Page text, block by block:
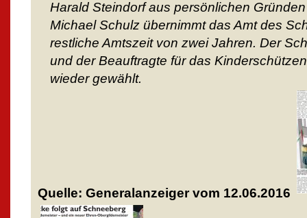
Harald Steindorf aus persönlichen
Michael Schulz übernimmt das Amt des
restliche Amtszeit von zwei Jahren. Der
und der Beauftragte für das
wieder gewählt.
Quelle: Generalanzeiger vom 12.06.2016